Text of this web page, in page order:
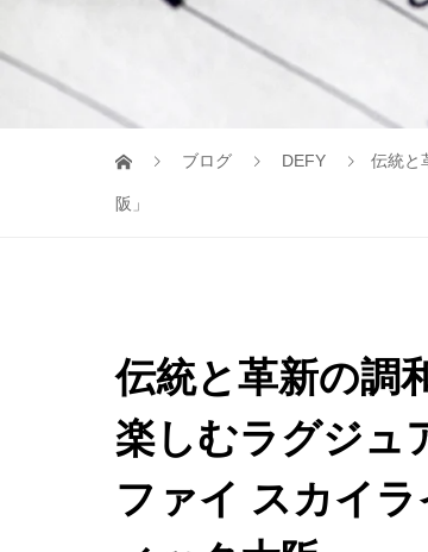
ブログ DEFY 伝統と
阪」
伝統と革新の調
楽しむラグジュ
ファイ スカイ